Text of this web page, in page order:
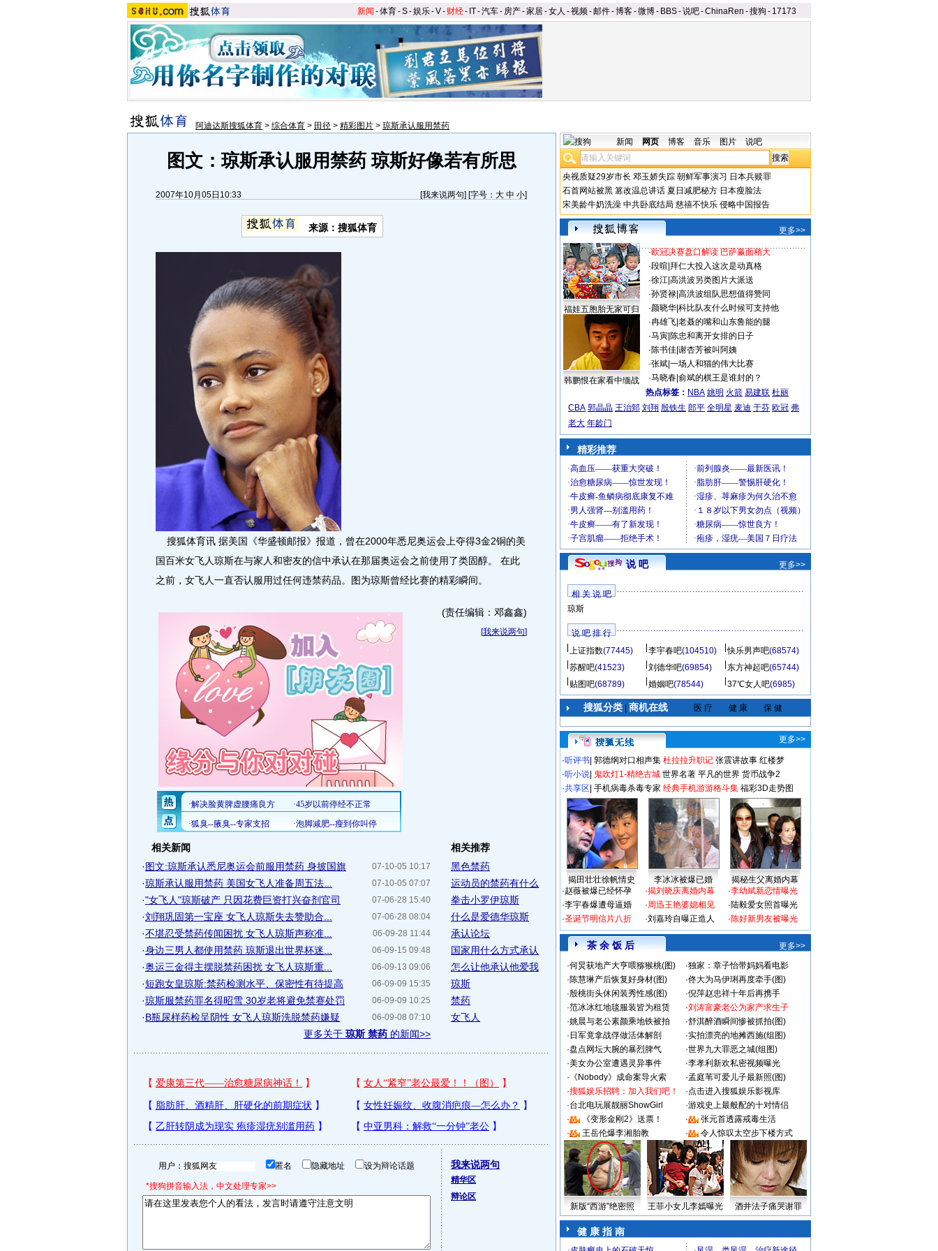
新闻 -体育-S-娱乐-V- 财经- IT-汽车- 房产-家居-女人 -视频-邮件-博客-微博- BBS-说吧-ChinaRen -搜狗 - 17173
阿迪达斯搜狐体育 > 综合体育 > 田径 > 精彩图片 > 琼斯承认服用禁药
图文：琼斯承认服用禁药 琼斯好像若有所思
2007年10月05日10:33 [我来说两句] [字号： 大 中 小]
来源：搜狐体育
搜狐体育讯 据美国《华盛顿邮报》报道，曾在2000年悉尼奥运会上夺得3金2铜的美
国百米女飞人琼斯在与家人和密友的信中承认在那届奥运会之前使用了类固醇。 在此
之前，女飞人一直否认服用过任何违禁药品。图为琼斯曾经比赛的精彩瞬间。
(责任编辑：邓鑫鑫)
[我来说两句]
相关新闻
07-10-05 10:17
·图文:琼斯承认悉尼奥运会前服用禁药 身披国旗
07-10-05 07:07
·琼斯承认服用禁药 美国女飞人准备周五法...
07-06-28 15:40
·"女飞人"琼斯破产 只因花费巨资打兴奋剂官司
07-06-28 08:04
·刘翔巩固第一宝座 女飞人琼斯失去赞助合...
06-09-28 11:44
·不堪忍受禁药传闻困扰 女飞人琼斯声称准...
06-09-15 09:48
·身边三男人都使用禁药 琼斯退出世界杯迷...
06-09-13 09:06
·奥运三金得主摆脱禁药困扰 女飞人琼斯重...
06-09-09 15:35
·短跑女皇琼斯:禁药检测水平、保密性有待提高
06-09-09 10:25
·琼斯服禁药罪名得昭雪 30岁老将避免禁赛处罚
06-09-08 07:10
·B瓶尿样药检呈阴性 女飞人琼斯洗脱禁药嫌疑
更多关于 琼斯 禁药 的新闻>>
相关推荐
黑色禁药
运动员的禁药有什么
拳击小罗伊琼斯
什么是爱德华琼斯
承认论坛
国家用什么方式承认
怎么让他承认他爱我
琼斯
禁药
女飞人
用户： 匿名 隐藏地址 设为辩论话题
*搜狗拼音输入法，中文处理专家>>
我来说两句
精华区
辩论区
新闻 网页 博客 音乐 图片 说吧
央视质疑29岁市长 邓玉娇失踪 朝鲜军事演习 日本兵赎罪
石首网站被黑 篡改温总讲话 夏日减肥秘方 日本瘦脸法
宋美龄牛奶洗澡 中共卧底结局 慈禧不快乐 侵略中国报告
更多>>
福娃五胞胎无家可归
韩鹏恨在家看中缅战
·欧冠决赛盘口解读 巴萨赢面稍大
·段暄 拜仁大投入这次是动真格
·徐江| 高洪波另类图片大派送
·孙贤禄| 高洪波组队思想值得赞同
·颜晓华| 科比队友什么时候可支持他
·冉雄飞| 老聂的嘴和山东鲁能的腿
·马寅| 陈忠和离开女排的日子
·陈书佳| 谢杏芳被叫阿姨
·张斌| 一场人和猫的伟大比赛
·马晓春| 俞斌的棋王是谁封的？
热点标签： NBA 姚明 火箭 易建联 杜丽
CBA 郭晶晶 王治郅 刘翔 殷铁生 郎平 全明星 麦迪 于芬 欧冠 弗
老大 年龄门
精彩推荐
说 吧 更多>>
相 关 说 吧
琼斯
说 吧 排 行
上证指数(77445) 李宇春吧(104510) 快乐男声吧(68574)
苏醒吧(41523) 刘德华吧(69854) 东方神起吧(65744)
贴图吧(68789) 婚姻吧(78544) 37℃女人吧(6985)
搜狐分类| 商机在线 医 疗 健 康 保 健
更多>>
·听评书 郭德纲对口相声集 杜拉拉升职记 张震讲故事 红楼梦
·听小说 鬼吹灯1-精绝古城 世界名著 平凡的世界 货币战争2
·共享区 手机病毒杀毒专家 经典手机游游格斗集 福彩3D走势图
揭田壮壮徐帆情史 李冰冰被爆已婚
揭秘生父离婚内幕
·赵薇被爆已经怀孕
·李宇春爆遭母逼婚
·圣诞节明信片八折
·揭刘晓庆离婚内幕
·周迅王艳婆媳相见
·刘嘉玲自曝正造人
·李幼斌新恋情曝光
·陆毅爱女照首曝光
·陈好新男友被曝光
茶 余 饭 后
更多>>
·何炅获地产大亨喂猕猴桃(图) ·独家：章子怡带妈妈看电影
·陈慧琳产后恢复好身材(图) ·佟大为马伊琍再度牵手(图)
·殷桃街头休闲装秀性感(图) ·倪萍赵忠祥十年后再携手
·范冰冰红地毯服装皆为租赁 ·刘涛富豪老公为家产求生子
·姚晨与老公素颜乘地铁被拍 ·舒淇醉酒瞬间惨被抓拍(图)
· 日军竟拿战俘做活体解剖 ·实拍漂亮的地摊西施(组图)
·盘点网坛大腕的暴烈脾气 ·世界九大罪恶之城(组图)
·美女办公室遭遇灵异事件 ·李孝利新欢私密视频曝光
· 《Nobody》成命案导火索 ·孟庭苇可爱儿子最新照(图)
·搜狐娱乐招聘：加入我们吧！ ·点击进入搜狐娱乐影视库
·台北电玩展靓丽ShowGirl ·游戏史上最般配的十对情侣
·
《变形金刚2》送票！ ·
张元首透露戒毒生活
·
王岳伦爆李湘胎教 · 令人惊叹太空步下楼方式
新版“西游”绝密照 王菲小女儿李嫣曝光 酒井法子痛哭谢罪
健 康 指 南